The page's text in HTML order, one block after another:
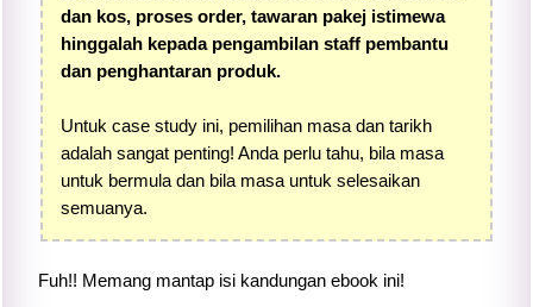
dan kos, proses order, tawaran pakej istimewa
hinggalah kepada pengambilan staff pembantu
dan penghantaran produk.
Untuk case study ini, pemilihan masa dan tarikh
adalah sangat penting! Anda perlu tahu, bila masa
untuk bermula dan bila masa untuk selesaikan
semuanya.
Fuh!! Memang mantap isi kandungan ebook ini!